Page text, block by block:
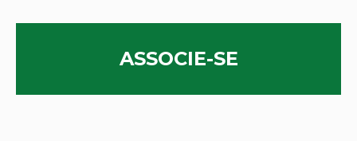
ASSOCIE-SE